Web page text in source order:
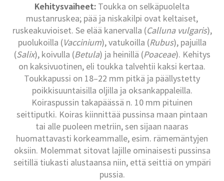
Kehitysvaiheet: Toukka on selkäpuolelta
mustanruskea; pää ja niskakilpi ovat keltaiset,
ruskeakuvioiset. Se elää kanervalla (Calluna vulgaris),
puolukoilla (Vaccinium), vatukoilla (Rubus), pajuilla
(Salix), koivulla (Betula) ja heinillä (Poaceae). Kehitys
on kaksivuotinen, eli toukka talvehtii kaksi kertaa.
Toukkapussi on 18–22 mm pitkä ja päällystetty
poikkisuuntaisilla oljilla ja oksankappaleilla.
Koiraspussin takapäässä n. 10 mm pituinen
seittiputki. Koiras kiinnittää pussinsa maan pintaan
tai alle puoleen metriin, sen sijaan naaras
huomattavasti korkeammalle, esim. rämemäntyjen
oksiin. Molemmat sitovat lajille ominaisesti pussinsa
seitillä tiukasti alustaansa niin, että seittiä on ympäri
pussia.